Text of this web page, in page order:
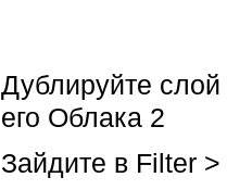
Дублируйте
его Облака 2
Зайдите в Filter